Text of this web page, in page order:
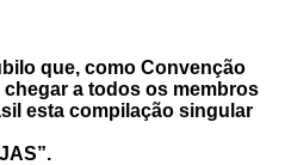
que, como Convenção
a todos os membros
esta compilação singular